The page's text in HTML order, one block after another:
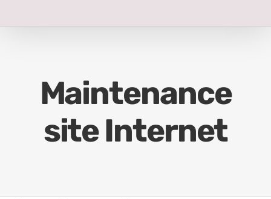
Maintenance
site Internet